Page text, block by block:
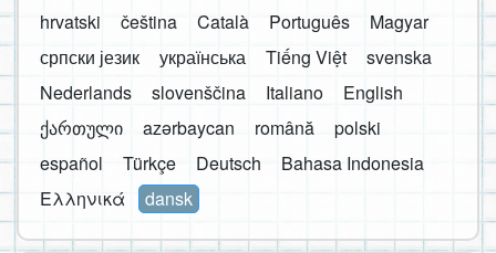
hrvatski
čeština Català Português
Magyar
српски језик
українська Tiếng Việt
svenska
Nederlands
slovenščina Italiano
English
ქართული
azərbaycan română
polski
español
Türkçe Deutsch
Bahasa Indonesia
Ελληνικά
dansk